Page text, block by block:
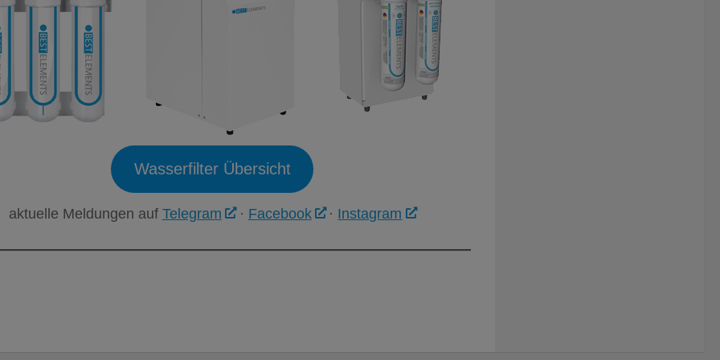
Wasserfilter Übersicht
aktuelle Meldungen auf Telegram · Facebook · Instagram